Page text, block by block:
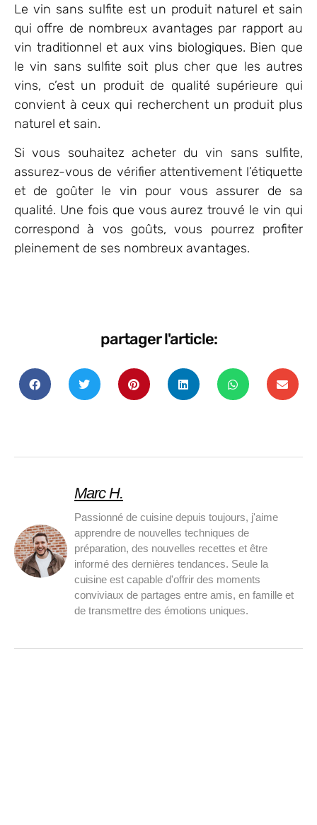
Le vin sans sulfite est un produit naturel et sain
qui offre de nombreux avantages par rapport au
vin traditionnel et aux vins biologiques. Bien que
le vin sans sulfite soit plus cher que les autres
vins, c’est un produit de qualité supérieure qui
convient à ceux qui recherchent un produit plus
naturel et sain.
Si vous souhaitez acheter du vin sans sulfite,
assurez-vous de vérifier attentivement l’étiquette
et de goûter le vin pour vous assurer de sa
qualité. Une fois que vous aurez trouvé le vin qui
correspond à vos goûts, vous pourrez profiter
pleinement de ses nombreux avantages.
partager l'article:
Marc H.
Passionné de cuisine depuis toujours, j'aime
apprendre de nouvelles techniques de
préparation, des nouvelles recettes et être
informé des dernières tendances. Seule la
cuisine est capable d'offrir des moments
conviviaux de partages entre amis, en famille et
de transmettre des émotions uniques.